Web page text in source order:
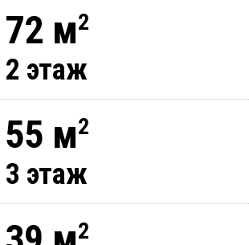
72 м2
2 этаж
55 м2
3 этаж
2